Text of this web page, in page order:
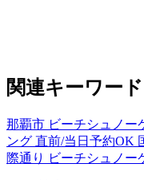
関連キーワード
那覇市 ビーチシュノー
ング 直前/当日予約OK
際通り ビーチシュノー